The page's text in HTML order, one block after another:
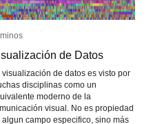
de Datos
visualización de datos es visto por
disciplinas como un
moderno de la
visual. No es propiedad
algun campo especifico, sino más
de Datos